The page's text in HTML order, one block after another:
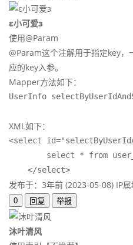
ε小可爱з
使用@Param
@Param这个注解用于指定key
应的key入参。
Mapper方法如下：
UserInfo
XML如下：
<select
select * from
    </select>
发布于：3年前 (2023-05-08) IP
0 回复 举报
沐叶清风